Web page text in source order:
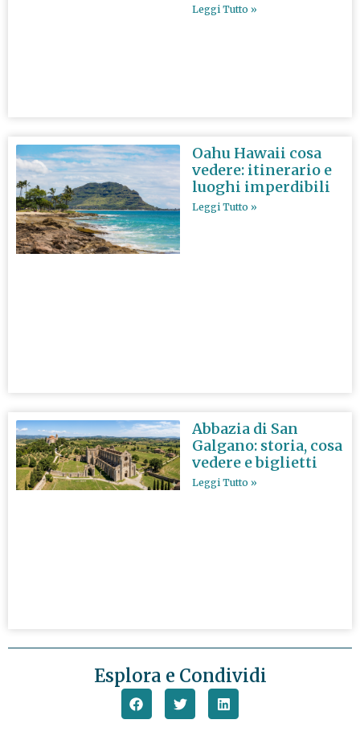
Leggi Tutto »
Oahu Hawaii cosa
vedere: itinerario e
luoghi imperdibili
Leggi Tutto »
Abbazia di San
Galgano: storia, cosa
vedere e biglietti
Leggi Tutto »
Esplora e Condividi